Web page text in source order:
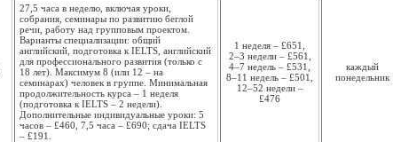
27,5 часа в неделю, включая уроки,
собрания, семинары по развитию беглой
речи, работу над групповым проектом.
Варианты специализации: общий
английский, подготовка к IELTS, английский
для профессионального развития (только с
18 лет). Максимум 8 (или 12 – на
семинарах) человек в группе. Минимальная
продолжительность курса – 1 неделя
(подготовка к IELTS – 2 недели).
Дополнительные индивидуальные уроки: 5
часов – £460, 7,5 часа – £690; сдача IELTS
– £191.
1 неделя – £651,
2–3 недели – £561,
4–7 недель – £531,
8–11 недель – £501,
12–52 недели –
£476
каждый
понедель­ник